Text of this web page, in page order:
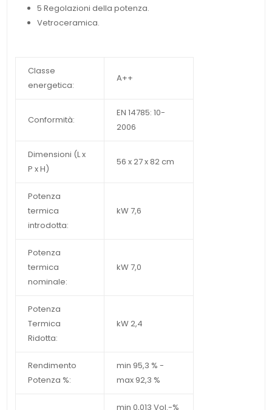
5 Regolazioni della potenza.
Vetroceramica.
Classe
energetica:
A++
Conformità:
EN 14785: 10-
2006
Dimensioni (L x
P x H)
56 x 27 x 82 cm
Potenza
termica
introdotta:
kW 7,6
Potenza
termica
nominale:
kW 7,0
Potenza
Termica
Ridotta:
kW 2,4
Rendimento
Potenza %:
min 95,3 % -
max 92,3 %
min 0,013 Vol.-%